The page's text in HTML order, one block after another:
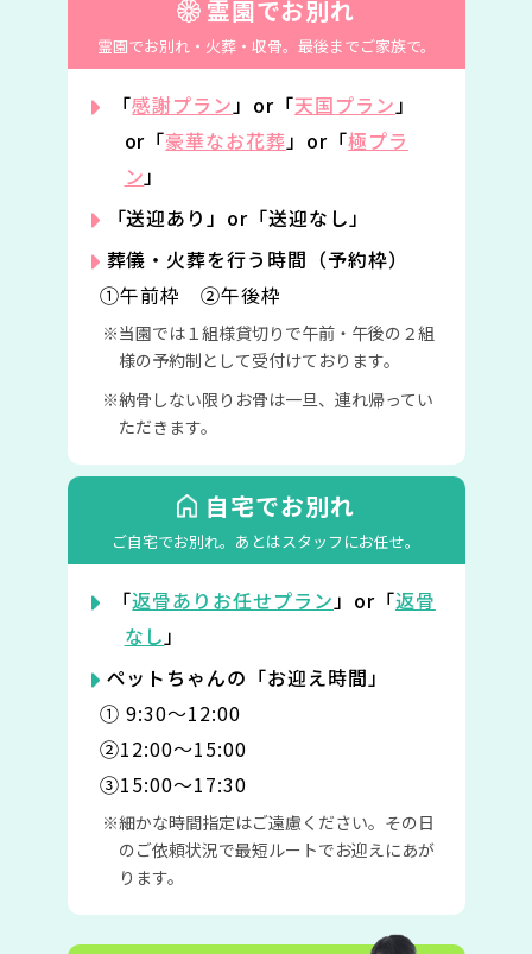
霊園でお別れ
霊園でお別れ・火葬・収骨。 最後までご家族で。
「感謝プラン」or「天国プラン」
or「豪華なお花葬」or「極プラ
ン」
「送迎あり」or「送迎なし」
葬儀・火葬を行う時間（予約枠）
①午前枠 ②午後枠
当園では１組様貸切りで午前・午後の２組
様の予約制として受付けております。
納骨しない限りお骨は一旦、連れ帰ってい
ただきます。
自宅でお別れ
ご自宅でお別れ。 あとはスタッフにお任せ。
「返骨ありお任せプラン」or「返骨
なし」
ペットちゃんの「お迎え時間」
① 9:30〜12:00
②12:00〜15:00
③15:00〜17:30
細かな時間指定はご遠慮ください。その日
のご依頼状況で最短ルートでお迎えにあが
ります。